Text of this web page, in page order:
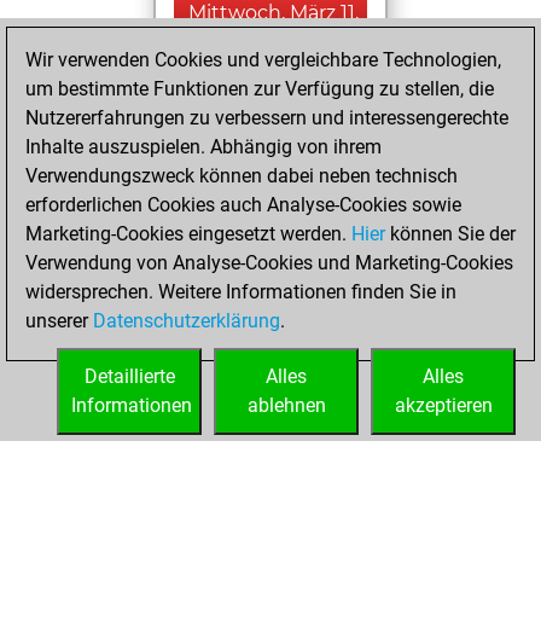
Mittwoch, März 11,
You played 52
bullet games
Play
You scored +11
=0 -41 in bullet
Freitag, Januar 7,
2022
You created
your Fritz account
Wir verwenden Cookies und vergleichbare Technologien,
um bestimmte Funktionen zur Verfügung zu stellen, die
Nutzererfahrungen zu verbessern und interessengerechte
Inhalte auszuspielen. Abhängig von ihrem
Verwendungszweck können dabei neben technisch
erforderlichen Cookies auch Analyse-Cookies sowie
Marketing-Cookies eingesetzt werden. Hierkönnen Sie der
Verwendung von Analyse-Cookies und Marketing-Cookies
widersprechen. Weitere Informationen finden Sie in
unserer Datenschutzerklärung.
Alles
akzeptieren
Alles
ablehnen
Detaillierte
Informationen